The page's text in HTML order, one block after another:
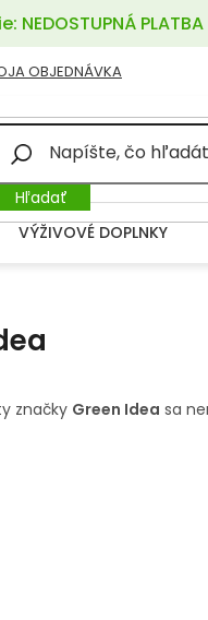
NEDOSTUPNÁ PLATBA
OBJEDNÁVKA
Hľadať
VÝŽIVOVÉ DOPLNKY
značky Green Idea sa